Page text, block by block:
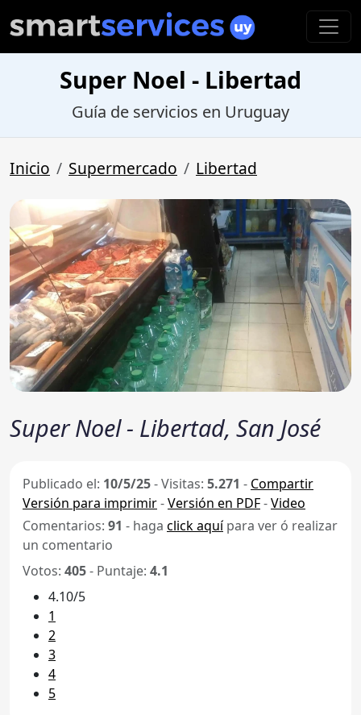
Super Noel - Libertad
Guía de servicios en Uruguay
Inicio Supermercado Libertad
Super Noel - Libertad, San José
Publicado el: 10/5/25-Visitas: 5.271 - Compartir
Versión para imprimir-Versión en PDF-Video
Comentarios: 91 - haga click aquípara ver ó realizar
un comentario
Votos: 405- Puntaje: 4.1
4.10/5
1
2
3
4
5